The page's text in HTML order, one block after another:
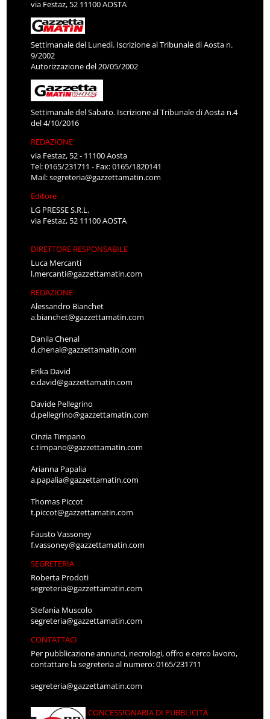
via Festaz, 52 11100 AOSTA
Settimanale del Lunedì. Iscrizione al Tribunale di Aosta n.
9/2002
Autorizzazione del 20/05/2002
Settimanale del Sabato. Iscrizione al Tribunale di Aosta n.4
del 4/10/2016
REDAZIONE
via Festaz, 52 - 11100 Aosta
Tel: 0165/231711 - Fax: 0165/1820141
Mail:segreteria@gazzettamatin.com
Editore
LG PRESSE S.R.L.
via Festaz, 52 11100 AOSTA
DIRETTORE RESPONSABILE
Luca Mercanti
l.mercanti@gazzettamatin.com
REDAZIONE
Alessandro Bianchet
a.bianchet@gazzettamatin.com
Danila Chenal
d.chenal@gazzettamatin.com
Erika David
e.david@gazzettamatin.com
Davide Pellegrino
d.pellegrino@gazzettamatin.com
Cinzia Timpano
c.timpano@gazzettamatin.com
Arianna Papalia
a.papalia@gazzettamatin.com
Thomas Piccot
t.piccot@gazzettamatin.com
Fausto Vassoney
f.vassoney@gazzettamatin.com
SEGRETERIA
Roberta Prodoti
segreteria@gazzettamatin.com
Stefania Muscolo
segreteria@gazzettamatin.com
CONTATTACI
Per pubblicazione annunci, necrologi, offro e cerco lavoro,
contattare la segreteria al numero: 0165/231711
segreteria@gazzettamatin.com
CONCESSIONARIA DI PUBBLICITÀ